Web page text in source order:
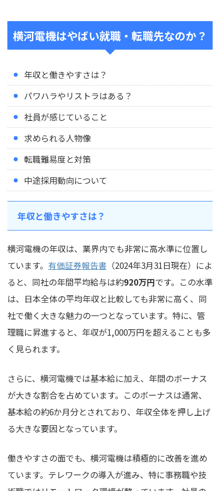
横河電機はやばい就職・転職先なのか？
年収と働きやすさは？
パワハラやリストラはある？
社員が感じていること
求められる人物像
転職難易度と対策
中途採用動向について
年収と働きやすさは？
横河電機の年収は、業界内でも非常に高水準に位置し
ています。 有価証券報告書 （2024年3月31日現在）によ
ると、同社の年間平均給与は約920万円です。この水準
は、日本全体の平均年収と比較しても非常に高く、同
社で働く大きな魅力の一つとなっています。特に、管
理職に昇進すると、年収が1,000万円を超えることも多
く見られます。
さらに、横河電機では基本給に加え、年間のボーナス
が大きな割合を占めています。このボーナスは通常、
基本給の約6か月分とされており、年収全体を押し上げ
る大きな要因となっています。
働きやすさの面でも、横河電機は積極的に改善を進め
ています。テレワークの導入が進み、特に事務職や技